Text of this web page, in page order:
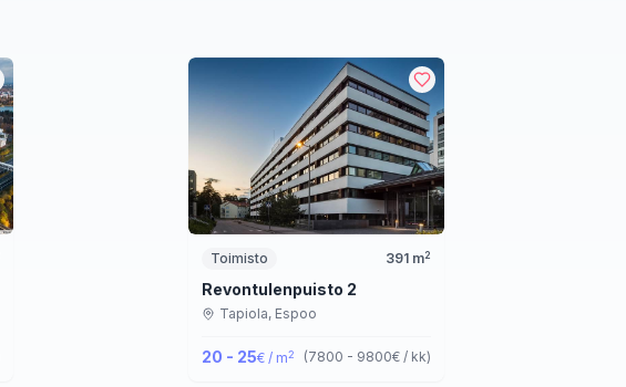
Toimisto 391m2
Revontulenpuisto 2
Tapiola, Espoo
20 - 25€ / m2 (7800 - 9800€ / kk)